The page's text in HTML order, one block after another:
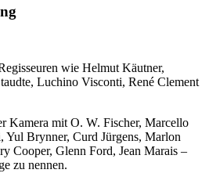
wie Helmut Käutner,
Luchino Visconti, René Clement
Kamera mit O. W. Fischer, Marcello
Yul Brynner, Curd Jürgens, Marlon
Cooper, Glenn Ford, Jean Marais –
zu nennen.